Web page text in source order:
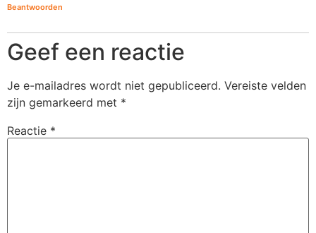
Beantwoorden
Geef een reactie
Je e-mailadres wordt niet gepubliceerd. Vereiste velden
zijn gemarkeerd met *
Reactie *